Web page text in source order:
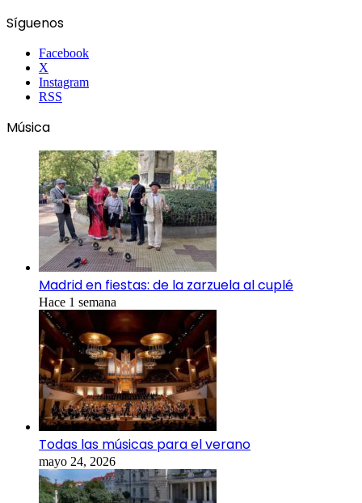
Síguenos
Facebook
X
Instagram
RSS
Música
Madrid en fiestas: de la zarzuela al cuplé
Hace 1 semana
Todas las músicas para el verano
mayo 24, 2026